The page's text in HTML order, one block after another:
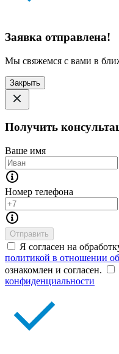
Заявка отправлена!
Мы свяжемся с вами в
Закрыть
Получить
Ваше имя
Номер телефона
Отправить
Я согласен на
политикой в отношении
ознакомлен и согласен.
конфиденциальности